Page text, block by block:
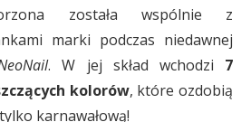
została wspólnie z
marki podczas niedawnej
. W jej skład wchodzi 7
kolorów, które ozdobią
karnawałową!